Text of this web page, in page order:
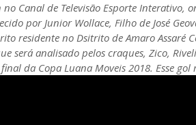
Canal de Televisão Esporte Interativo,
por Junior Wollace, Filho de José
residente no Dsitrito de Amaro Assaré
será analisado pelos craques, Zico,
da Copa Luana Moveis 2018. Esse gol